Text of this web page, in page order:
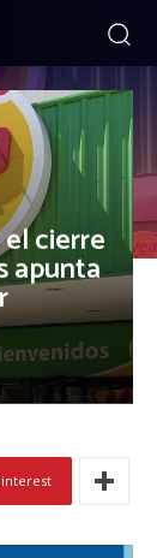
cierre
apunta